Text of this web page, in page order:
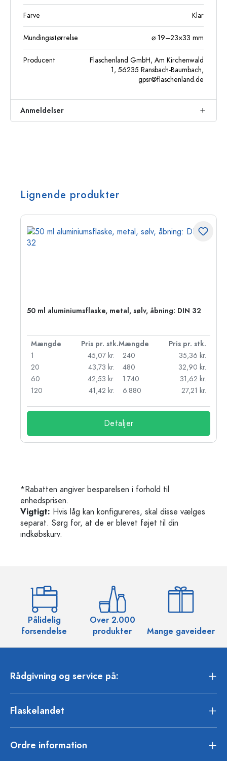
Farve Klar
Mundingsstørrelse ⌀ 19–23×33 mm
Producent
Flaschenland GmbH, Am Kirchenwald
1, 56235 Ransbach-Baumbach,
gpsr@flaschenland.de
Anmeldelser
Lignende produkter
50 ml aluminiumsflaske, metal, sølv, åbning: DIN 32
Mængde Pris pr. stk.Mængde
Pris pr. stk.
1
45,07 kr.
20
43,73 kr.
60
42,53 kr.
120
41,42 kr.
240
35,36 kr.
480
32,90 kr.
1.740
31,62 kr.
6.880
27,21 kr.
Detaljer
*Rabatten angiver besparelsen i forhold til
enhedsprisen.
Vigtigt: Hvis låg kan konfigureres, skal disse vælges
separat. Sørg for, at de er blevet føjet til din
indkøbskurv.
Pålidelig
forsendelse
Over 2.000
produkter
Mange gaveideer
Rådgivning og service på:
Flaskelandet
Ordre information